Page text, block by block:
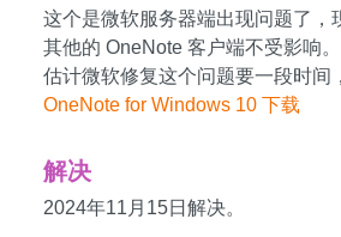
这个是微软服务器端出现问题了，
其他的 OneNote 客户端不受影响。
估计微软修复这个问题要一段时间
OneNote for Windows 10 下载
解决
2024年11月15日解决。